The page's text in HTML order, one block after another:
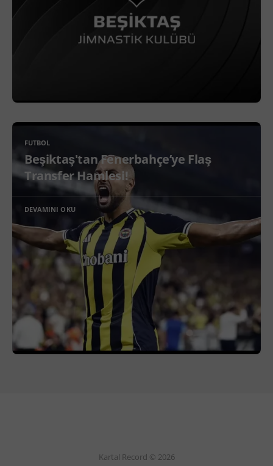
FUTBOL
Beşiktaş'tan Fenerbahçe’ye Flaş
Transfer Hamlesi!
DEVAMINI OKU
Kartal Record © 2026